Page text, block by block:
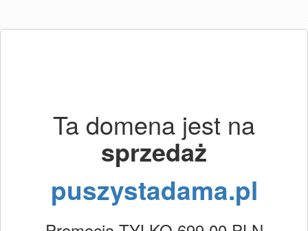
Ta domena jest na
sprzedaż
puszystadama.pl